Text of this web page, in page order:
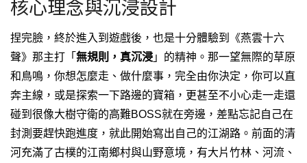
核心理念與沉浸設計
捏完臉，終於進入到遊戲後，也是十分體驗到《燕雲十六
聲》那主打「 無規則，真沉浸 」的精神。那一望無際的草原
和鳥鳴，你想怎麼走、做什麼事，完全由你決定，你可以直
奔主線，或是探索一下路邊的寶箱，更甚至不小心走一走還
碰到很像大樹守衛的高難BOSS就在旁邊，差點忘記自己在
封測要趕快跑進度，就此開始寫出自己的江湖路。 前面的清
河充滿了古樸的江南鄉村與山野意境，有大片竹林、河流、